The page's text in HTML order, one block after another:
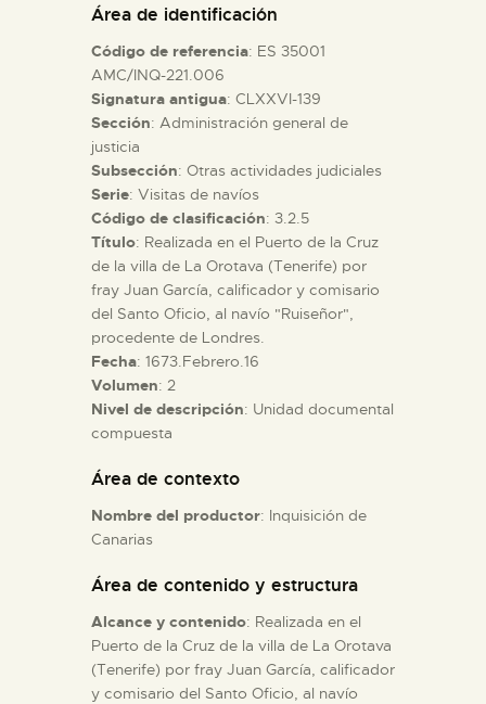
ESPAÑOL
PREPARAR LA VISITA
ACTIVIDADES
█
EL MUSEO
COLECCIONES
ESPAÑOL
Área de identificación
Código de referencia: ES 35001
AMC/INQ-221.006
Signatura antigua: CLXXVI-139
Sección: Administración general de
justicia
Subsección: Otras actividades judiciales
Serie: Visitas de navíos
Código de clasificación: 3.2.5
Título: Realizada en el Puerto de la Cruz
de la villa de La Orotava (Tenerife) por
fray Juan García, calificador y comisario
del Santo Oficio, al navío "Ruiseñor",
procedente de Londres.
Fecha: 1673.Febrero.16
Volumen: 2
Nivel de descripción: Unidad documental
compuesta
Área de contexto
Nombre del productor: Inquisición de
Canarias
Área de contenido y estructura
Alcance y contenido: Realizada en el
Puerto de la Cruz de la villa de La Orotava
(Tenerife) por fray Juan García, calificador
y comisario del Santo Oficio, al navío